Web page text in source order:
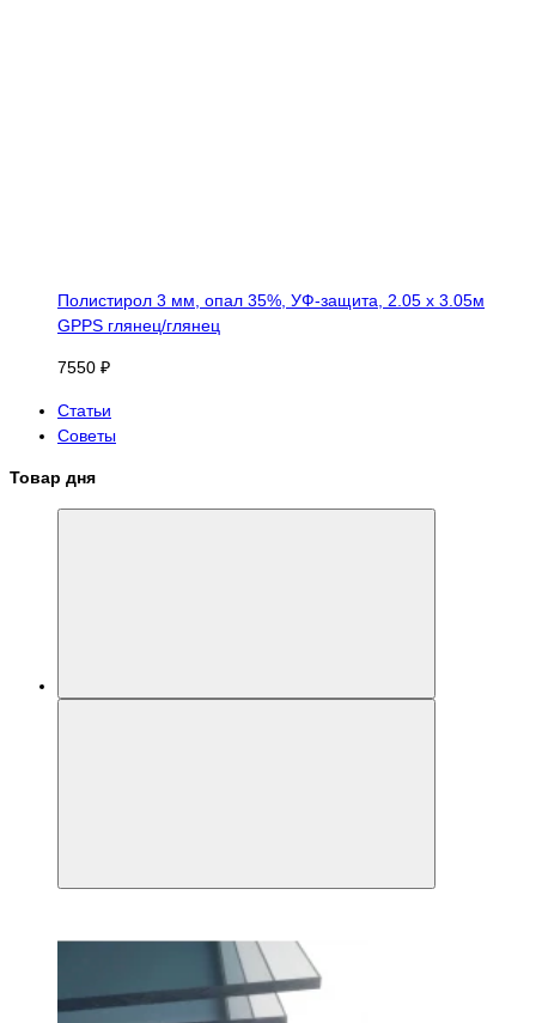
Полистирол 3 мм, опал 35%, УФ-защита, 2.05 х 3.05м
GPPS глянец/глянец
7550 ₽
Статьи
Советы
Товар дня